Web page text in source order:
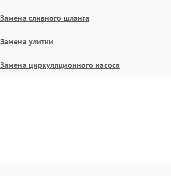
Замена сливного шланга
Замена улитки
Замена циркуляционного насоса